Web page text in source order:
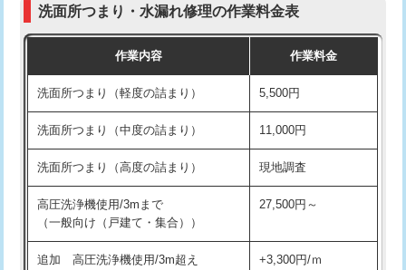
モルタル補修（厚さ10㎝まで） 27,500円
モルタル補修（厚さ10㎝超え） 38,500円
洗面台設置 38,500円
バスタブ設置 現場見積
追加人工 16,500円
廃棄・処分
交換・取付（その他部品） 11,000円+材料費
持込商品取付（単水栓） 13,200円
持込商品取付（混合水栓） 16,500円
持込商品取付（浄水器・分岐水栓） 16,500円
給水管工事※（ホール加工) 16,500円
給水管工事※（バンド止め)
給水管工事※（支持金具設置) 5,500円
洗面所つまり・水漏れ修理の作業料金表
作業内容 作業料金
洗面所つまり（軽度の詰まり） 5,500円
洗面所つまり（中度の詰まり） 11,000円
洗面所つまり（高度の詰まり） 現地調査
高圧洗浄機使用/3mまで
（一般向け（戸建て・集合））
27,500円～
追加 高圧洗浄機使用/3m超え
+3,300円/ｍ